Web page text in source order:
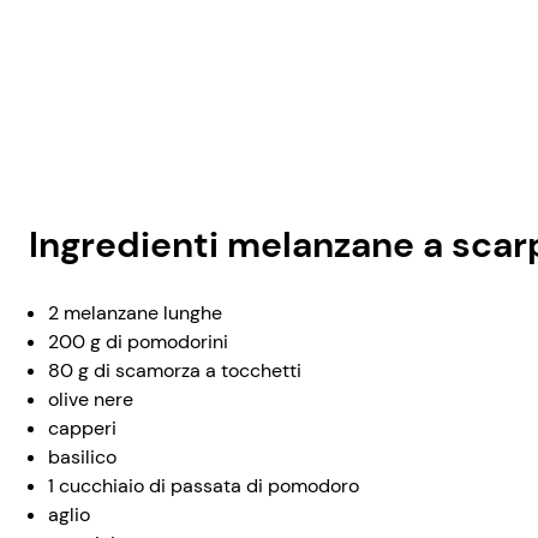
Ingredienti melanzane a
2 melanzane lunghe
200 g di pomodorini
80 g di scamorza a tocchetti
olive nere
capperi
basilico
1 cucchiaio di passata di pomodoro
aglio